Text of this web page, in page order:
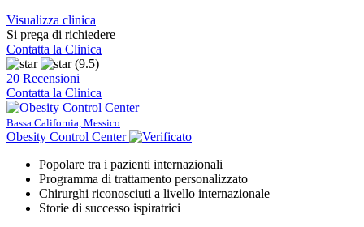
Visualizza clinica
Si prega di richiedere
Contatta la Clinica
(9.5)
20 Recensioni
Contatta la Clinica
Bassa California, Messico
Obesity Control Center
Popolare tra i pazienti internazionali
Programma di trattamento personalizzato
Chirurghi riconosciuti a livello internazionale
Storie di successo ispiratrici